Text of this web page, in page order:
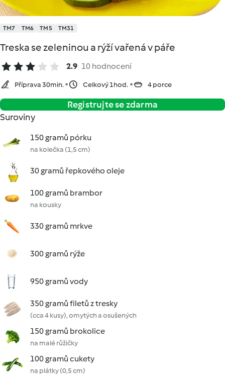
TM7 TM6 TM5 TM31
Treska se zeleninou a rýží vařená v páře
2.9 10 hodnocení
Příprava 30min. Celkový 1hod. 4 porce
Registrujte se zdarma
Suroviny
150 gramů pórku
na kolečka (1,5 cm)
30 gramů řepkového oleje
100 gramů brambor
na kousky
330 gramů mrkve
300 gramů rýže
950 gramů vody
350 gramů filetů z tresky
(cca 4 kusy), omytých a osušených
150 gramů brokolice
na malé růžičky
100 gramů cukety
na plátky (0,5 cm)